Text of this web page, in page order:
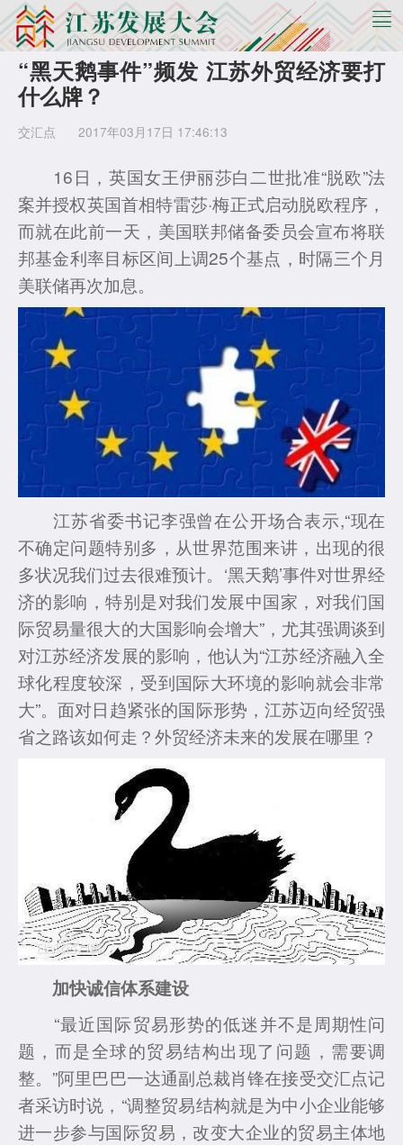
“黑天鹅事件”频发 江苏外贸经济要打
什么牌？
交汇点 2017年03月17日 17:46:13
16日，英国女王伊丽莎白二世批准“脱欧”法
案并授权英国首相特雷莎·梅正式启动脱欧程序，
而就在此前一天，美国联邦储备委员会宣布将联
邦基金利率目标区间上调25个基点，时隔三个月
美联储再次加息。
江苏省委书记李强曾在公开场合表示,“现在
不确定问题特别多，从世界范围来讲，出现的很
多状况我们过去很难预计。‘黑天鹅’事件对世界经
济的影响，特别是对我们发展中国家，对我们国
际贸易量很大的大国影响会增大”，尤其强调谈到
对江苏经济发展的影响，他认为“江苏经济融入全
球化程度较深，受到国际大环境的影响就会非常
大”。面对日趋紧张的国际形势，江苏迈向经贸强
省之路该如何走？外贸经济未来的发展在哪里？
加快诚信体系建设
“最近国际贸易形势的低迷并不是周期性问
题，而是全球的贸易结构出现了问题，需要调
整。”阿里巴巴一达通副总裁肖锋在接受交汇点记
者采访时说，“调整贸易结构就是为中小企业能够
进一步参与国际贸易，改变大企业的贸易主体地